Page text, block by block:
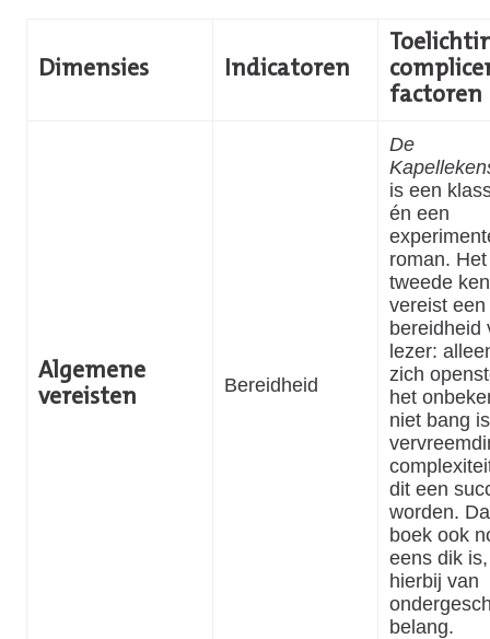
Dimensies Indicatoren
factoren
Algemene
vereisten
Bereidheid
De
is een
én een
roman. Het
tweede
vereist
bereidheid
lezer:
zich
het
niet bang
dit een
worden.
boek ook
eens dik
hierbij van
belang.